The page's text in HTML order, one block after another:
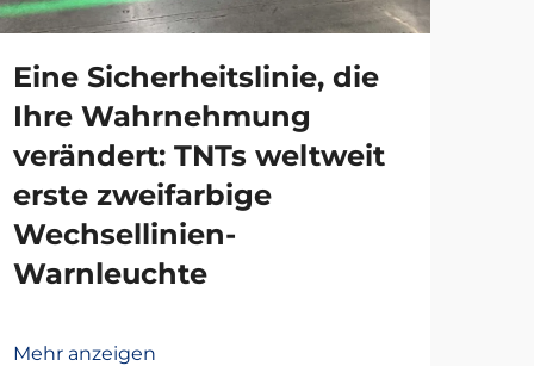
Eine Sicherheitslinie, die
Ihre Wahrnehmung
verändert: TNTs weltweit
erste zweifarbige
Wechsellinien-
Warnleuchte
Mehr anzeigen